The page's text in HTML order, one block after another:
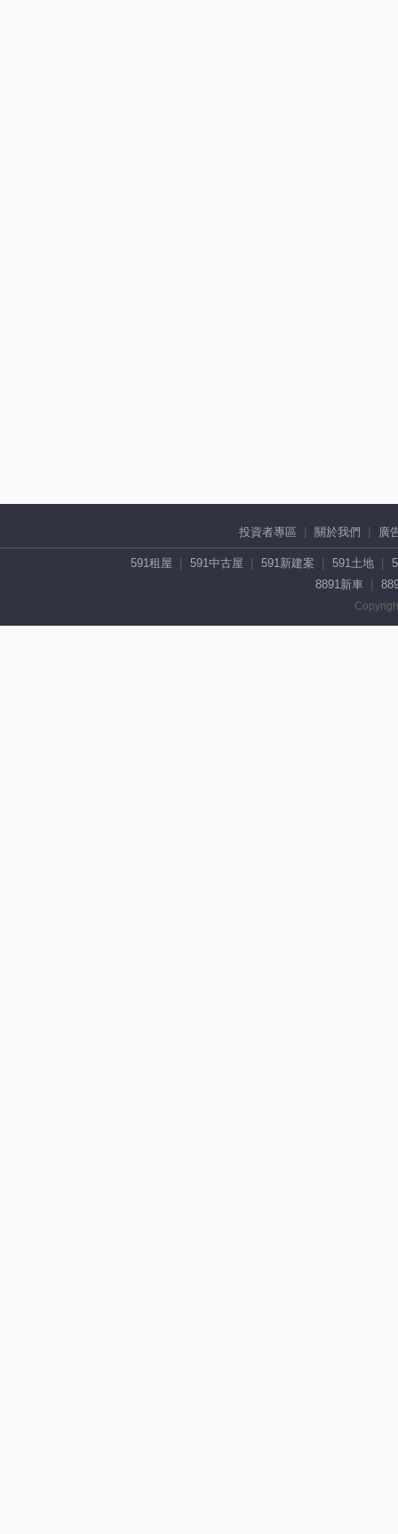
投資者專區 關於我們 廣
591租屋 591中古屋 591新建案 591土地
8891新車